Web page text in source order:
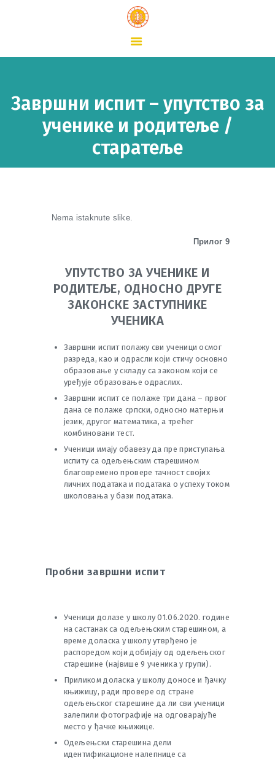
Завршни испит – упутство за
ученике и родитеље /
старатеље
ПОЧЕТНА
ШКОЛСКИ ЖИВОТ
КОНТАКТ
Nema istaknute slike.
Прилог 9
УПУТСТВО ЗА УЧЕНИКЕ И
РОДИТЕЉЕ, ОДНОСНО ДРУГЕ
ЗАКОНСКЕ ЗАСТУПНИКЕ
УЧЕНИКА
Завршни испит полажу сви ученици осмог
разреда, као и одрасли који стичу основно
образовање у складу са законом који се
уређује образовање одраслих.
Завршни испит се полаже три дана – првог
дана се полаже српски, односно матерњи
језик, другог математикa, а трећег
комбиновани тест.
Ученици имају обавезу да пре приступања
испиту са одељењским старешином
благовремено провере тачност својих
личних података и података о успеху током
школовања у бази података.
Пробни завршни испит
Ученици долазе у школу 01.06.2020. године
на састанак са одељењским старешином, а
време доласка у школу утврђено је
распоредом који добијају од одељењског
старешине (највише 9 ученика у групи).
Приликом доласка у школу доносе и ђачку
књижицу, ради провере од стране
одељењског старешине да ли сви ученици
залепили фотографије на одговарајуће
место у ђачке књижице.
Одељењски старешина дели
идентификационе налепнице са